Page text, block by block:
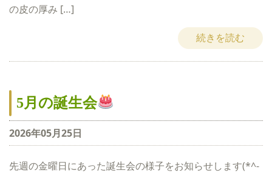
の皮の厚み […]
続きを読む
5月の誕生会
2026年05月25日
先週の金曜日にあった誕生会の様子をお知らせします(*^-